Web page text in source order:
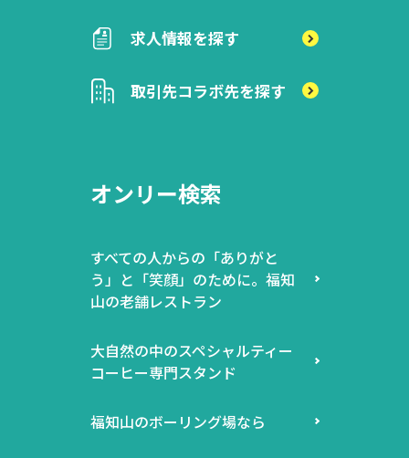
求人情報を探す
取引先コラボ先を探す
オンリー検索
すべての人からの「ありがと
う」と「笑顔」のために。福知
山の老舗レストラン
大自然の中のスペシャルティー
コーヒー専門スタンド
福知山のボーリング場なら